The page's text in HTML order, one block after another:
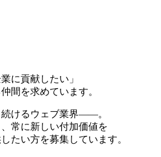
に貢献したい」
間を求めています。
けるウェブ業界――。
常に新しい付加価値を
たい方を募集しています。